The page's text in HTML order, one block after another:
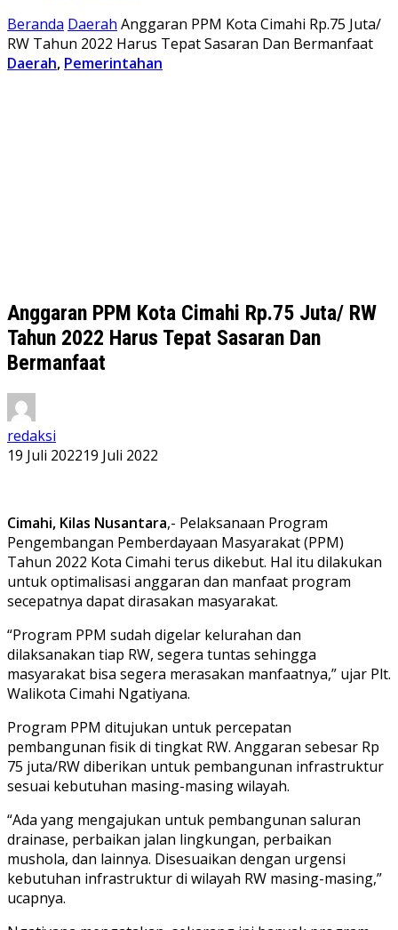
Beranda Daerah Anggaran PPM Kota Cimahi Rp.75 Juta/
RW Tahun 2022 Harus Tepat Sasaran Dan Bermanfaat
Daerah, Pemerintahan
Anggaran PPM Kota Cimahi Rp.75 Juta/ RW
Tahun 2022 Harus Tepat Sasaran Dan
Bermanfaat
redaksi
19 Juli 202219 Juli 2022
Cimahi, Kilas Nusantara,- Pelaksanaan Program
Pengembangan Pemberdayaan Masyarakat (PPM)
Tahun 2022 Kota Cimahi terus dikebut. Hal itu dilakukan
untuk optimalisasi anggaran dan manfaat program
secepatnya dapat dirasakan masyarakat.
“Program PPM sudah digelar kelurahan dan
dilaksanakan tiap RW, segera tuntas sehingga
masyarakat bisa segera merasakan manfaatnya,” ujar Plt.
Walikota Cimahi Ngatiyana.
Program PPM ditujukan untuk percepatan
pembangunan fisik di tingkat RW. Anggaran sebesar Rp
75 juta/RW diberikan untuk pembangunan infrastruktur
sesuai kebutuhan masing-masing wilayah.
“Ada yang mengajukan untuk pembangunan saluran
drainase, perbaikan jalan lingkungan, perbaikan
mushola, dan lainnya. Disesuaikan dengan urgensi
kebutuhan infrastruktur di wilayah RW masing-masing,”
ucapnya.